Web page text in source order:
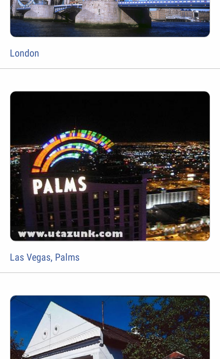
London
Las Vegas, Palms